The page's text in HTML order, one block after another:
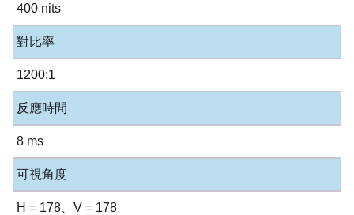
400 nits
對比率
1200:1
反應時間
8 ms
可視角度
H = 178、V = 178